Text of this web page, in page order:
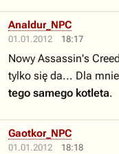
01.01.2012 18:17
Analdur_NPC
Nowy Assassin's
tylko się da... Dla
tego samego kotleta.
01.01.2012 18:18
Gaotkor_NPC